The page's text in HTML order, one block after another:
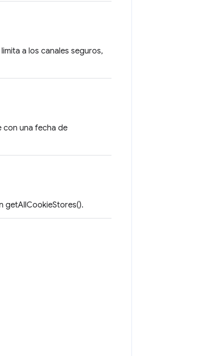
a los canales seguros,
con una fecha de
getAllCookieStores().